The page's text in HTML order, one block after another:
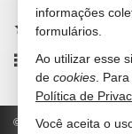
imóveis favoritos
mapa de imóveis
© 2026 CRECI/SC
informações
formulários.
Ao utilizar esse
de cookies .
Política de
Você aceita o